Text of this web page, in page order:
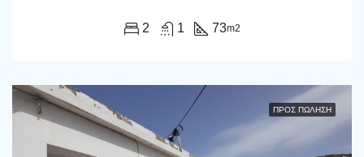
2 1 73m2
ΠΡΟΣ ΠΏΛΗΣΗ